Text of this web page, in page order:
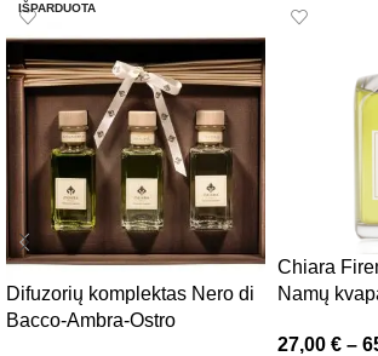
IŠPARDUOTA
Difuzorių komplektas Nero di
Bacco-Ambra-Ostro
Chiara
Namų
27,00 € –